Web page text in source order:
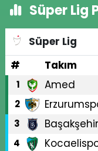
Süper Lig
Süper Lig
#
Takım
1 Amed
2
3 Başakşehir
4